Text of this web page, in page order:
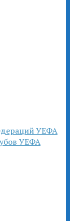
УЕФА
УЕФА